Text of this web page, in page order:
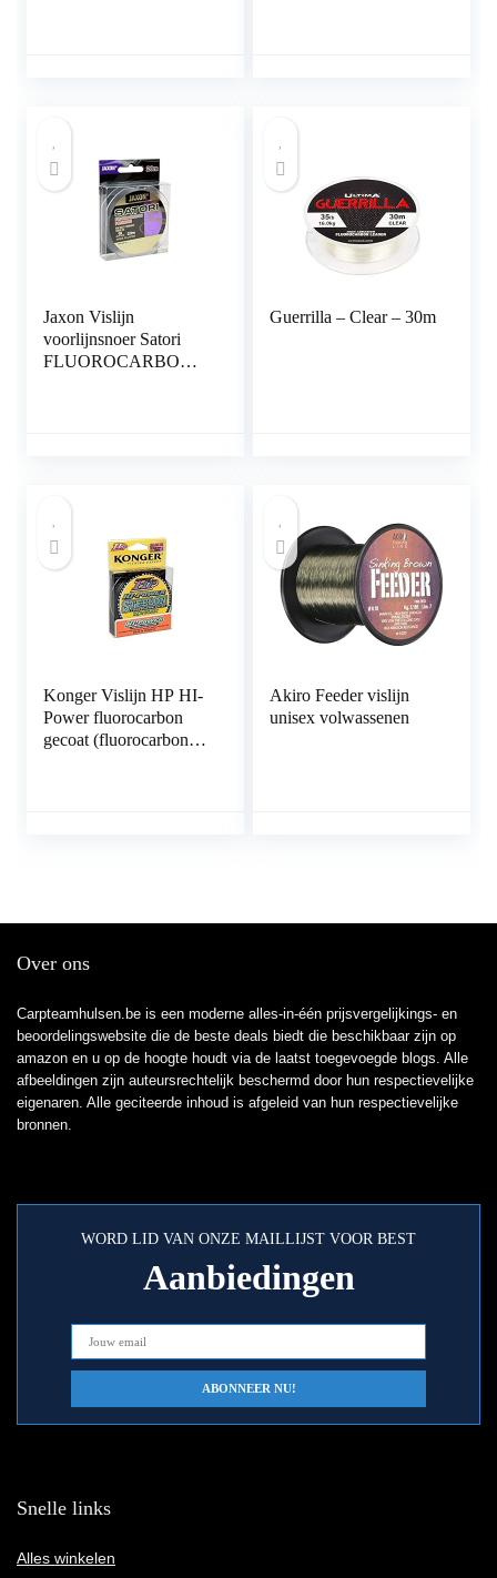
Jaxon Vislijn
voorlijnsnoer Satori
FLUOROCARBON
Guerrilla – Clear – 30m
Konger Vislijn HP HI-
Power fluorocarbon
gecoat (fluorocarbon
Akiro Feeder vislijn
unisex volwassenen
Over ons
Carpteamhulsen.be is een moderne alles-in-één prijsvergelijkings- en
beoordelingswebsite die de beste deals biedt die beschikbaar zijn op
amazon en u op de hoogte houdt via de laatst toegevoegde blogs. Alle
afbeeldingen zijn auteursrechtelijk beschermd door hun respectievelijke
eigenaren. Alle geciteerde inhoud is afgeleid van hun respectievelijke
bronnen.
WORD LID VAN ONZE MAILLIJST VOOR BEST
Aanbiedingen
Snelle links
Alles winkelen